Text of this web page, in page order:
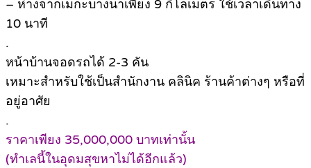
– ห่างจากเมกะบางนาเพียง 9 กิโลเมตร ใช้เวลาเดินทาง
10 นาที
.
หน้าบ้านจอดรถได้ 2-3 คัน
เหมาะสำหรับใช้เป็นสำนักงาน คลินิค ร้านค้าต่างๆ หรือที่
อยู่อาศัย
.
ราคาเพียง 35,000,000 บาทเท่านั้น
(ทำเลนี้ในอุดมสุขหาไม่ได้อีกแล้ว)